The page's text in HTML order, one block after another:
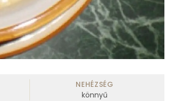
NEHÉZSÉG
könnyű